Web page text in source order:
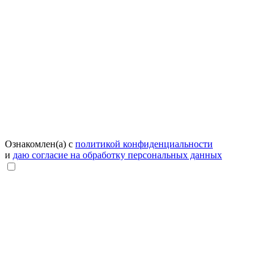
Ознакомлен(а) с политикой конфиденциальности
и даю согласие на обработку персональных данных